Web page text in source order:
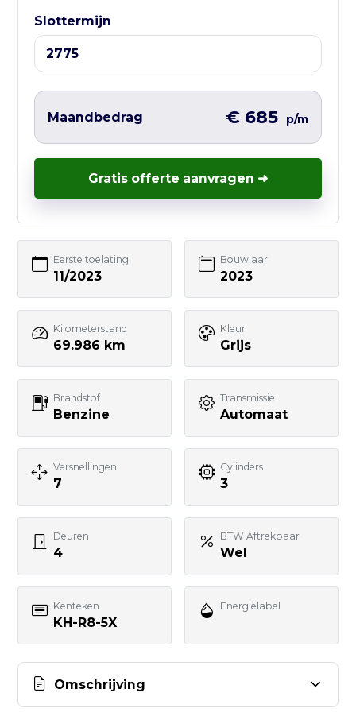
Liever direct contact?
Vul hieronder het korte formulier in en
wij nemen zo snel mogelijk contact met
Uw naam
E-mailadres
Slottermijn
Maandbedrag € 685 p/m
Gratis offerte aanvragen ➜
Eerste toelating
11/2023
Bouwjaar
2023
Kilometerstand
69.986 km
Kleur
Grijs
Brandstof
Benzine
Transmissie
Automaat
Versnellingen
7
Cylinders
3
Deuren
4
BTW Aftrekbaar
Wel
Kenteken
KH-R8-5X
Energielabel
Omschrijving